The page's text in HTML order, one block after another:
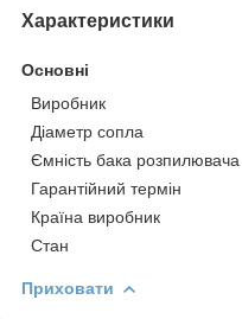
Характеристики
Основні
Виробник
Діаметр сопла
Ємність бака розпилювача
Гарантійний термін
Країна виробник
Стан
Приховати